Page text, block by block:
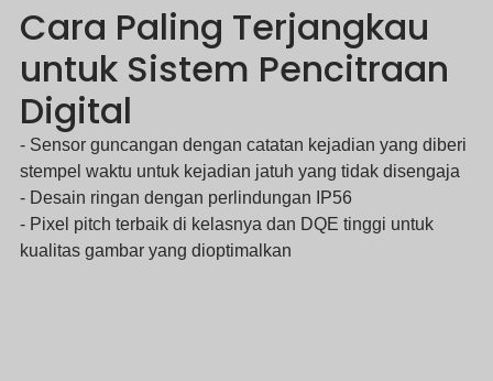
Cara Paling Terjangkau
untuk Sistem Pencitraan
Digital
- Sensor guncangan dengan catatan kejadian yang diberi
stempel waktu untuk kejadian jatuh yang tidak disengaja
- Desain ringan dengan perlindungan IP56
- Pixel pitch terbaik di kelasnya dan DQE tinggi untuk
kualitas gambar yang dioptimalkan